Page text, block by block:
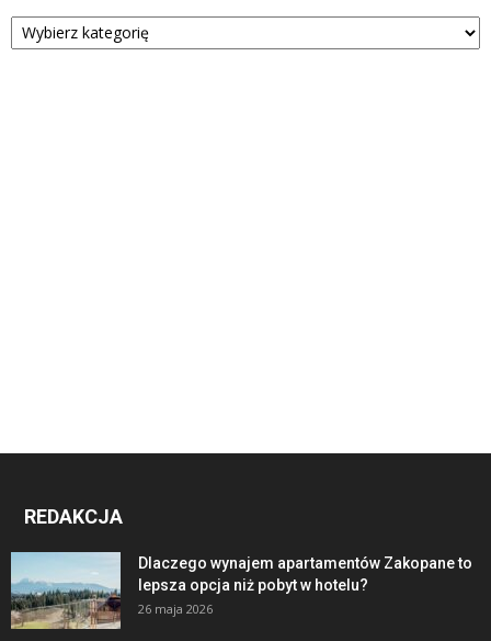
Kategorie
REDAKCJA
Dlaczego wynajem apartamentów Zakopane to
lepsza opcja niż pobyt w hotelu?
26 maja 2026